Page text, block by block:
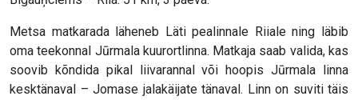
Metsa matkarada läheneb Läti pealinnale Riiale ning läbib
oma teekonnal Jūrmala kuurortlinna. Matkaja saab valida, kas
soovib kõndida pikal liivarannal või hoopis Jūrmala linna
kesktänaval – Jomase jalakäijate tänaval. Linn on suviti täis